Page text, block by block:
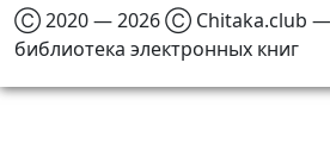
Ⓒ 2020 — 2026 Ⓒ Chitaka.club
библиотека электронных книг